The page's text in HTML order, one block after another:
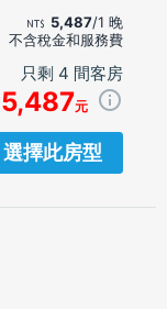
5,487/1 晚
不含稅金和服務費
只剩 4 間客房
5,487元
選擇此房型